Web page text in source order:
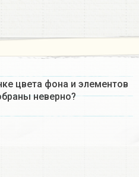
цвета фона и элементов
неверно?